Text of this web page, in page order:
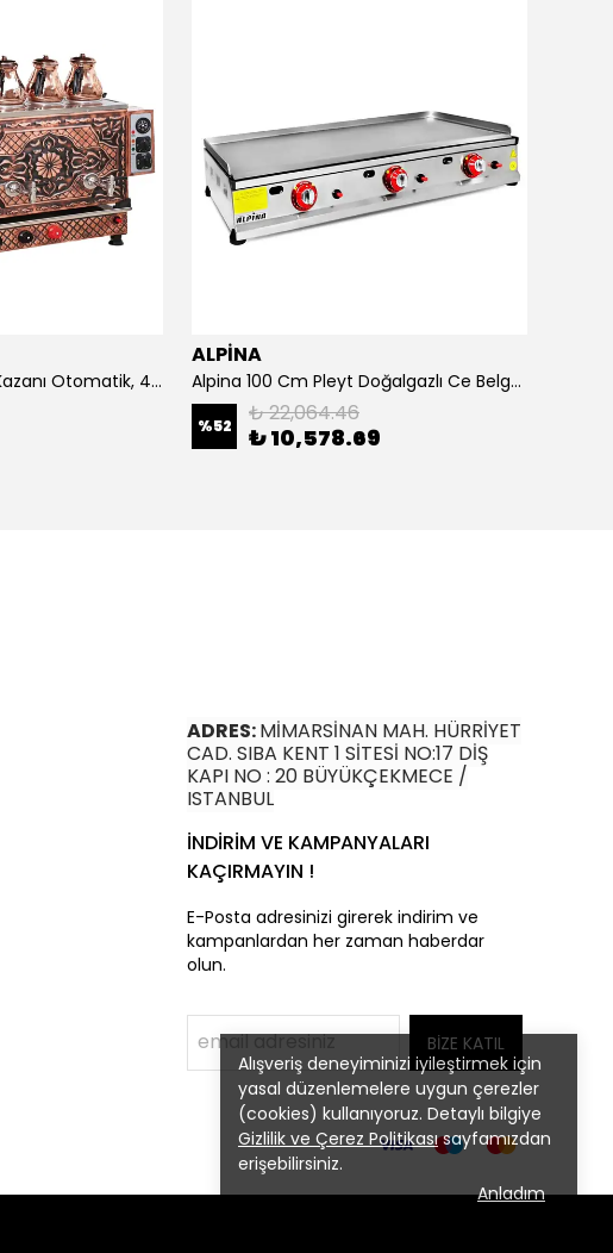
Alışveriş deneyiminizi iyileştirmek için
yasal düzenlemelere uygun çerezler
(cookies) kullanıyoruz. Detaylı bilgiye
Gizlilik ve Çerez Politikasısayfamızdan
erişebilirsiniz.
Anladım
4 Demlikli Bakır Çay Kazanı Otomatik, 40 Litre
ALPİNA
Alpina 100 Cm Pleyt Doğalgazlı Ce Belgeli
%52 ₺ 22,064.46
₺ 10,578.69
ADRES:MİMARSİNAN MAH. HÜRRİYET
CAD. SIBA KENT 1 SİTESİ NO:17 DİŞ
KAPI NO : 20 BÜYÜKÇEKMECE /
ISTANBUL
İNDİRİM VE KAMPANYALARI
KAÇIRMAYIN !
E-Posta adresinizi girerek indirim ve
kampanlardan her zaman haberdar
olun.
BİZE KATIL